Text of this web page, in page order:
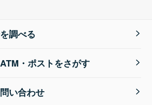
調べる
・ポストをさがす
い合わせ